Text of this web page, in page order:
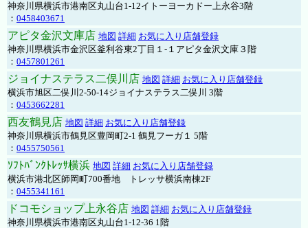
神奈川県横浜市港南区丸山台1-12イトーヨーカドー上永谷3階
： 0458403671
アピタ金沢文庫店 地図 詳細 お気に入り店舗登録
神奈川県横浜市金沢区釜利谷東2丁目１-１アピタ金沢文庫３階
： 0457801261
ジョイナステラス二俣川店 地図 詳細 お気に入り店舗登録
横浜市旭区二俣川2-50-14ジョイナステラス二俣川 3階
： 0453662281
西友鶴見店 地図 詳細 お気に入り店舗登録
神奈川県横浜市鶴見区豊岡町2-1 鶴見フーガ１ 5階
： 0455750561
ｿﾌﾄﾊﾞﾝｸﾄﾚｯｻ横浜 地図 詳細 お気に入り店舗登録
横浜市港北区師岡町700番地 トレッサ横浜南棟2F
： 0455341161
ドコモショップ上永谷店 地図 詳細 お気に入り店舗登録
神奈川県横浜市港南区丸山台1-12-36 1階